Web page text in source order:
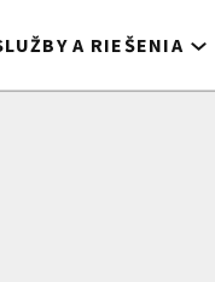
A RIEŠENIA